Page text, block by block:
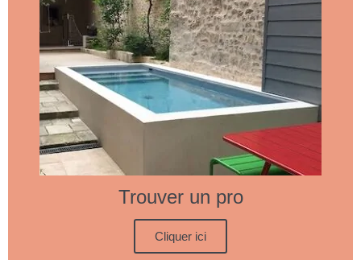
Trouver un pro
Cliquer ici